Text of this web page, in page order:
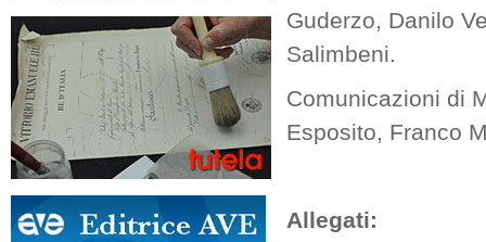
Guderzo, Danilo
Salimbeni.
Comunicazioni di
Esposito, Franco
Allegati: